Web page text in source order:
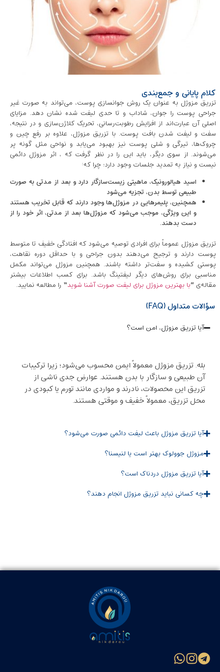
کلام پایانی و جمع‌بندی
تزریق مزوژل به عنوان یک روش جوانسازی پوست، می‌تواند به صورت غیر
جراحی پوست را جوان، شاداب و تا حدی لیفت شده نشان دهد. مزایای
اصلی آن عبارت‌اند از افزایش رطوبت‌رسانی، تحریک کلاژن‌سازی و در نتیجه،
سفت و لیفت شدن بافت پوست. با تزریق مزوژل، علاوه بر رفع چین ‌و
چروک‌ها، تیرگی و شلی پوست نیز بهبود می‌یابد و نواحی مثل گونه پر
می‌شوند. از سوی دیگر، باید این را در نظر گرفت که ، اثر مزوژل دائمی
نیست و نیاز به تمدید جلسات وجود دارد؛ چرا که:
اسید هیالورونیک، ماهیتی زیست‌سازگار دارد و بعد از مدتی به صورت
طبیعی توسط بدن، تجزیه می‌شود
همچنین، پلیمرهایی در مزوژل‌ها وجود دارند که قابل تخریب هستند
و این ویژگی، موجب می‌شود که مزوژل‌ها بعد از مدتی، اثر خود را از
دست بدهند.
تزریق مزوژل عموماً برای افرادی توصیه می‌شود که افتادگی خفیف تا متوسط
پوست دارند و ترجیح می‌دهند بدون جراحی و با حداقل دوره نقاهت،
پوستی کشیده و سفت‌تر داشته باشند. همچنین مزوژل می‌تواند مکمل
مناسبی برای روش‌های دیگر لیفتینگ باشد. برای کسب اطلاعات بیشتر
مقاله‌ی “با بهترین مزوژل برای لیفت صورت آشنا شوید” را مطالعه نمایید.
سؤالات متداول (FAQ)
آیا تزریق مزوژل، امن است؟
بله. تزریق مزوژل معمولاً ایمن محسوب می‌شود؛ زیرا ترکیبات
آن طبیعی و سازگار با بدن هستند. عوارض جدی ناشی از
تزریق این محصولات، نادرند و مواردی مانند تورم یا کبودی در
محل تزریق، معمولاً خفیف و موقتی‌ هستند.
آیا تزریق مزوژل باعث لیفت دائمی صورت می‌شود؟
مزوژل جوولوک بهتر است یا لنیسنا؟
آیا تزریق مزوژل دردناک است؟
چه کسانی نباید تزریق مزوژل انجام دهند؟